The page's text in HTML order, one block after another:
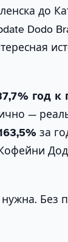
до
Dodo
год к
—
за
Без